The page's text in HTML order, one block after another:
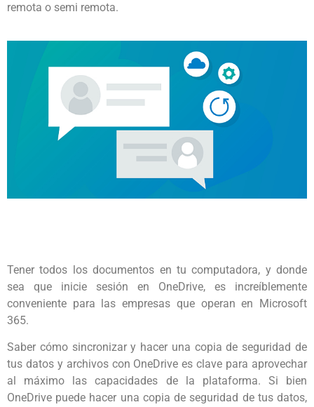
remota o semi remota.
Tener todos los documentos en tu computadora, y donde
sea que inicie sesión en OneDrive, es increíblemente
conveniente para las empresas que operan en Microsoft
365.
Saber cómo sincronizar y hacer una copia de seguridad de
tus datos y archivos con OneDrive es clave para aprovechar
al máximo las capacidades de la plataforma. Si bien
OneDrive puede hacer una copia de seguridad de tus datos,